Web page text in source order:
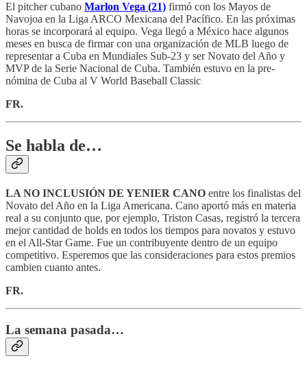
El pitcher cubano Marlon Vega (21) firmó con los Mayos de
Navojoa en la Liga ARCO Mexicana del Pacífico. En las próximas
horas se incorporará al equipo. Vega llegó a México hace algunos
meses en busca de firmar con una organización de MLB luego de
representar a Cuba en Mundiales Sub-23 y ser Novato del Año y
MVP de la Serie Nacional de Cuba. También estuvo en la pre-
nómina de Cuba al V World Baseball Classic
FR.
Se habla de…
LA NO INCLUSIÓN DE YENIER CANO entre los finalistas del
Novato del Año en la Liga Americana. Cano aportó más en materia
real a su conjunto que, por ejemplo, Triston Casas, registró la tercera
mejor cantidad de holds en todos los tiempos para novatos y estuvo
en el All-Star Game. Fue un contribuyente dentro de un equipo
competitivo. Esperemos que las consideraciones para estos premios
cambien cuanto antes.
FR.
La semana pasada…